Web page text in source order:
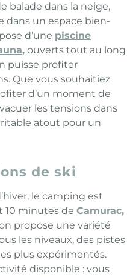
balade dans la neige,
dans un espace bien-
d’une piscine
, ouverts tout au long
puisse profiter
Que vous souhaitiez
d’un moment de
les tensions dans
atout pour un
de ski
le camping est
10 minutes de Camurac,
propose une variété
les niveaux, des pistes
plus expérimentés.
disponible : vous